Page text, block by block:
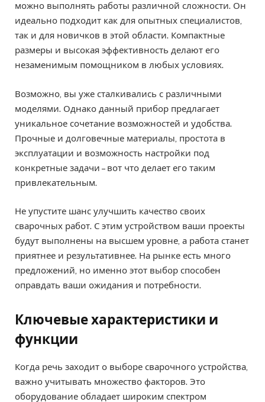
можно выполнять работы различной сложности. Он
идеально подходит как для опытных специалистов,
так и для новичков в этой области. Компактные
размеры и высокая эффективность делают его
незаменимым помощником в любых условиях.
Возможно, вы уже сталкивались с различными
моделями. Однако данный прибор предлагает
уникальное сочетание возможностей и удобства.
Прочные и долговечные материалы, простота в
эксплуатации и возможность настройки под
конкретные задачи – вот что делает его таким
привлекательным.
Не упустите шанс улучшить качество своих
сварочных работ. С этим устройством ваши проекты
будут выполнены на высшем уровне, а работа станет
приятнее и результативнее. На рынке есть много
предложений, но именно этот выбор способен
оправдать ваши ожидания и потребности.
Ключевые характеристики и
функции
Когда речь заходит о выборе сварочного устройства,
важно учитывать множество факторов. Это
оборудование обладает широким спектром